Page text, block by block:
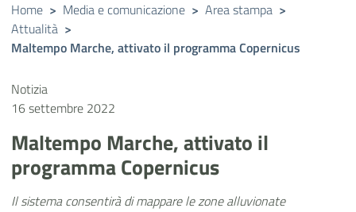
Condividi su Twitter
Home > Media e comunicazione > Area stampa >
Attualità >
Maltempo Marche, attivato il programma Copernicus
Notizia
16 settembre 2022
Maltempo Marche, attivato il
programma Copernicus
Il sistema consentirà di mappare le zone alluvionate